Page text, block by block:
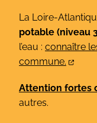
contenu
La Loire-
potable (niveau
l’eau : connaître
commune.
Attention fortes
autres.